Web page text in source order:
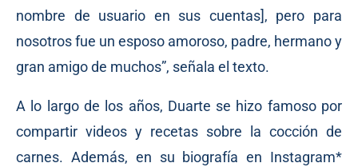
nombre de usuario en sus cuentas], pero para
nosotros fue un esposo amoroso, padre, hermano y
gran amigo de muchos”, señala el texto.
A lo largo de los años, Duarte se hizo famoso por
compartir videos y recetas sobre la cocción de
carnes. Además, en su biografía en Instagram*